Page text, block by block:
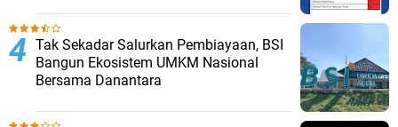
Tak Sekadar Salurkan Pembiayaan, BSI
Bangun Ekosistem UMKM Nasional
Bersama Danantara